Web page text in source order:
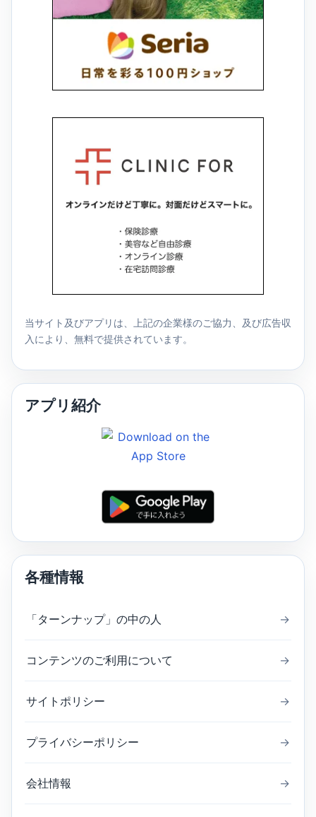
当サイト及びアプリは、上記の企業様のご協力、及び広告収
入により、無料で提供されています。
アプリ紹介
各種情報
「ターンナップ」の中の人 →
コンテンツのご利用について →
サイトポリシー →
プライバシーポリシー →
会社情報 →